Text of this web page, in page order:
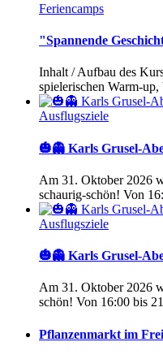
Feriencamps
"Spannende
Inhalt / Aufbau des
spielerischen Warm-up,
Ausflugsziele
🎃👻 Karls Grusel-
Am 31. Oktober 2026
schaurig-schön! Von
Ausflugsziele
🎃👻 Karls Grusel-
Am 31. Oktober 2026
schön! Von 16:00 bis
Pflanzenmarkt im